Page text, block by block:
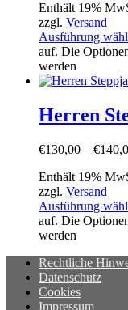
Enthält 19%
zzgl. Versand
Ausführung
auf. Die
werden
Herren
€130,00 – €
Enthält 19%
zzgl. Versand
Ausführung
auf. Die
werden
Rechtliche
Datenschutz
Cookies
Impressum